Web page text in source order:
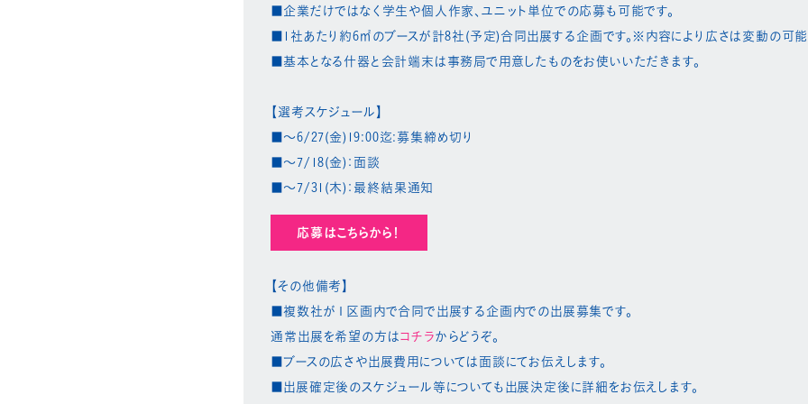
■企業だけではなく学生や個人作家、ユニット単位での応募も可能です。​
■1社あたり約6㎡のブースが計8社(予定)合同出展する企画です。※内容により広さは変動の可
■基本となる什器と会計端末は事務局で用意したものをお使いいただきます。​
【選考スケジュール】
■～6/27(金)19:00迄:募集締め切り
■～7/18(金)：面談​
■～7/31(木)：最終結果通知​
応募はこちらから！
【その他備考】​
■複数社が１区画内で合同で出展する企画内での出展募集です。
通常出展を希望の方はコチラからどうぞ。
■ブースの広さや出展費用については面談にてお伝えします​。
■出展確定後のスケジュール等についても出展決定後に詳細をお伝えします​。